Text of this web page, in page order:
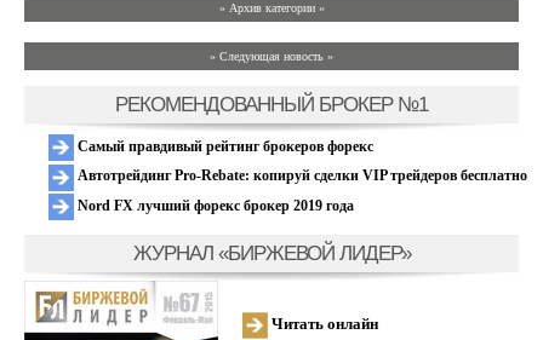
» Архив категории «
» Следующая новость »
РЕКОМЕНДОВАННЫЙ БРОКЕР №1
Самый правдивый рейтинг брокеров форекс
Автотрейдинг Pro-Rebate: копируй сделки VIP трейдеров бесплатно
Nord FX лучший форекс брокер 2019 года
ЖУРНАЛ «БИРЖЕВОЙ ЛИДЕР»
Читать онлайн